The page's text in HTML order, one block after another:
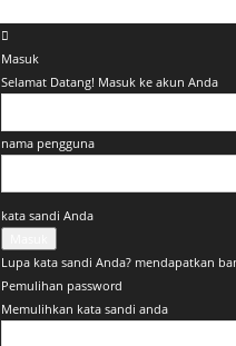
Masuk
Selamat Datang! Masuk ke akun Anda
nama pengguna
kata sandi Anda
Lupa kata sandi Anda? mendapatkan
Pemulihan password
Memulihkan kata sandi anda